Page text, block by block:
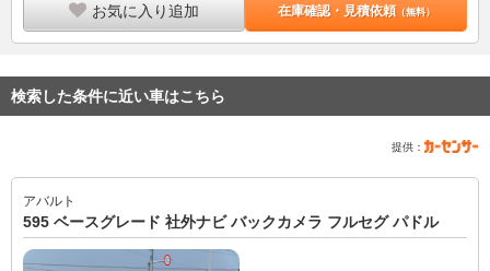
お気に入り追加 在庫確認・見積依頼（無料）
検索した条件に近い車はこちら
提供：
アバルト
595 ベースグレード 社外ナビ バックカメラ フルセグ パドル